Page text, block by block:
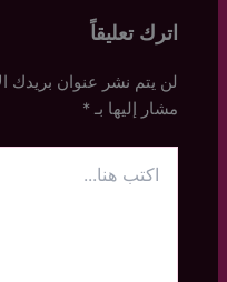
اترك تعليقاً
لن يتم نشر عنوان بريدك
مشار إليها بـ*
هنا...